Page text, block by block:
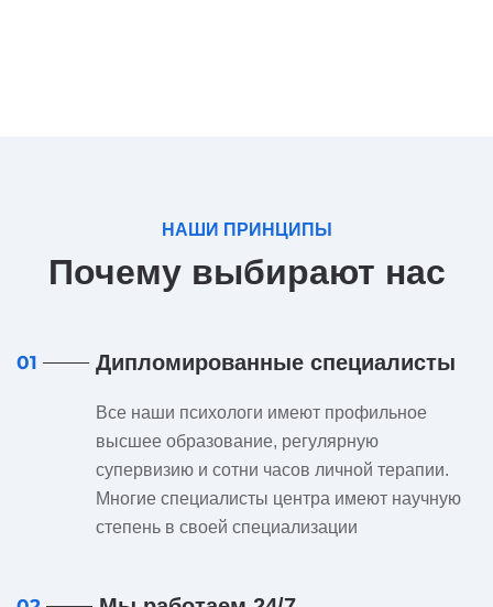
НАШИ ПРИНЦИПЫ
Почему выбирают нас
01 Дипломированные специалисты
Все наши психологи имеют профильное
высшее образование, регулярную
супервизию и сотни часов личной терапии.
Многие специалисты центра имеют научную
степень в своей специализации